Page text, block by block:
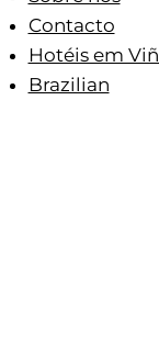
Contacto
Hotéis em
Brazilian